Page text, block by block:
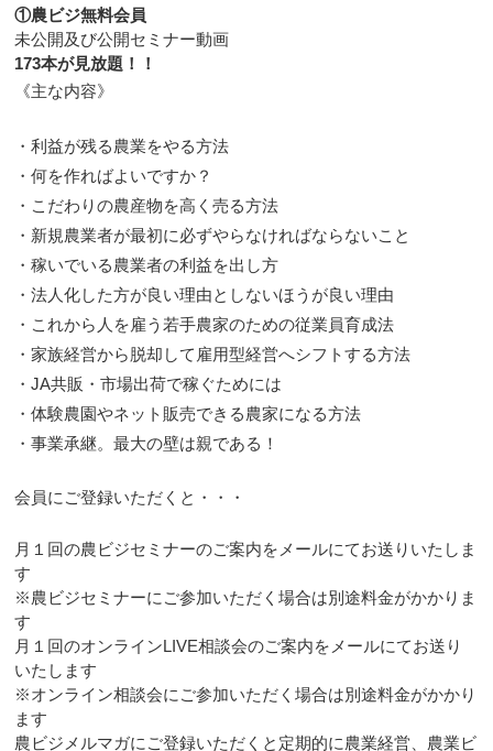
①農ビジ無料会員
未公開及び公開セミナー動画
173本が見放題！！
《主な内容》
・利益が残る農業をやる方法
・何を作ればよいですか？
・こだわりの農産物を高く売る方法
・新規農業者が最初に必ずやらなければならないこと
・稼いでいる農業者の利益を出し方
・法人化した方が良い理由としないほうが良い理由
・これから人を雇う若手農家のための従業員育成法
・家族経営から脱却して雇用型経営へシフトする方法
・JA共販・市場出荷で稼ぐためには
・体験農園やネット販売できる農家になる方法
・事業承継。最大の壁は親である！
会員にご登録いただくと・・・
月１回の農ビジセミナーのご案内をメールにてお送りいたしま
す
※農ビジセミナーにご参加いただく場合は別途料金がかかりま
す
月１回のオンラインLIVE相談会のご案内をメールにてお送り
いたします
※オンライン相談会にご参加いただく場合は別途料金がかかり
ます
農ビジメルマガにご登録いただくと定期的に農業経営、農業ビ